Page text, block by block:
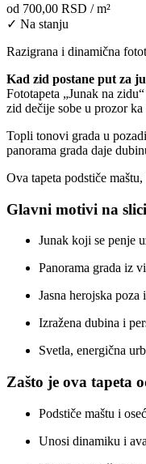
od 700,00 RSD / m²
✓ Na stanju
Razigrana i dinamična
Kad zid postane put za
Fototapeta „Junak na
zid dečije sobe u prozor
Topli tonovi grada u
panorama grada daje
Ova tapeta podstiče
Glavni motivi na slici
Junak koji se penje
Panorama grada iz
Jasna herojska poza
Izražena dubina i
Svetla, energična
Zašto je ova tapeta
Podstiče maštu i
Unosi dinamiku i